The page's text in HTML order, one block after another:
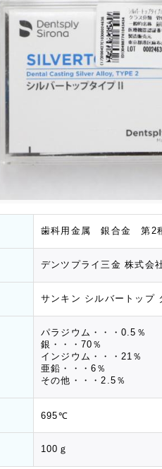
歯科用金属 銀合金 第2
デンツプライ三金 株式会
サンキン シルバートップ
パラジウム・・・0.5％
銀・・・70％
インジウム・・・21％
亜鉛・・・6％
その他・・・2.5％
695℃
100ｇ